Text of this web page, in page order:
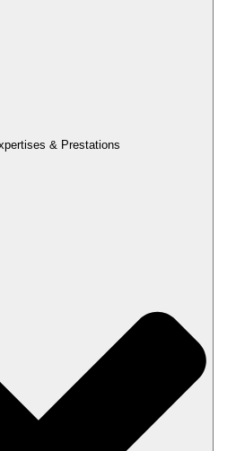
& Prestations